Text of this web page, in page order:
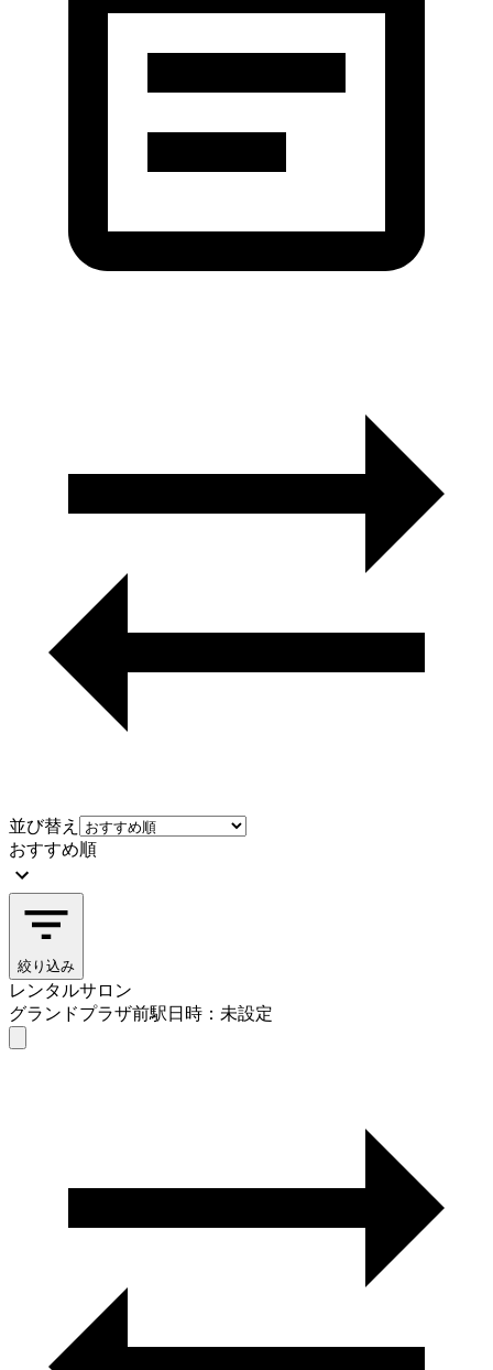
並び替え
おすすめ順
絞り込み
レンタルサロン
グランドプラザ前駅日時：未設定